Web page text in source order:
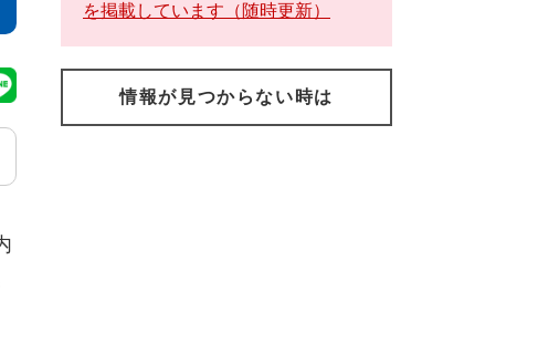
を掲載しています（随時更新）
情報が見つからない時は